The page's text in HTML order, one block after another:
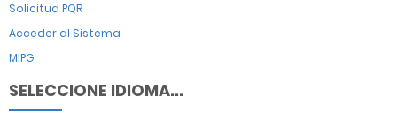
Solicitud PQR
Acceder al Sistema
MIPG
SELECCIONE IDIOMA...